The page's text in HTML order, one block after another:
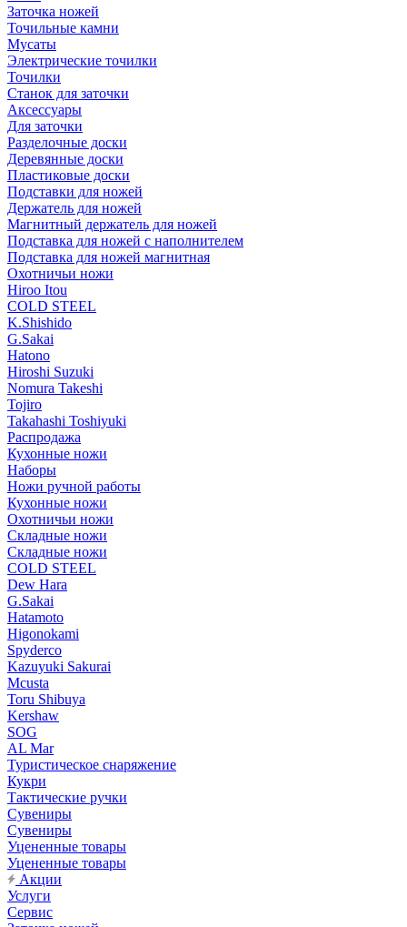
Заточка ножей
Точильные камни
Мусаты
Электрические точилки
Точилки
Станок для заточки
Аксессуары
Для заточки
Разделочные доски
Деревянные доски
Пластиковые доски
Подставки для ножей
Держатель для ножей
Магнитный держатель для ножей
Подставка для ножей с наполнителем
Подставка для ножей магнитная
Охотничьи ножи
Hiroo Itou
COLD STEEL
K.Shishido
G.Sakai
Hatono
Hiroshi Suzuki
Nomura Takeshi
Tojiro
Takahashi Toshiyuki
Распродажа
Кухонные ножи
Наборы
Ножи ручной работы
Кухонные ножи
Охотничьи ножи
Складные ножи
Складные ножи
COLD STEEL
Dew Hara
G.Sakai
Hatamoto
Higonokami
Spyderco
Kazuyuki Sakurai
Mcusta
Toru Shibuya
Kershaw
SOG
AL Mar
Туристическое снаряжение
Кукри
Тактические ручки
Сувениры
Сувениры
Уцененные товары
Уцененные товары
Акции
Услуги
Сервис